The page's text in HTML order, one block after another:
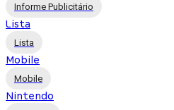
Informe Publicitário
Lista
Lista
Mobile
Mobile
Nintendo